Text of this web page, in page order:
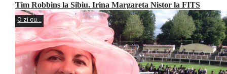
Tim Robbins la Sibiu. Irina Margareta Nistor la FITS
O zi cu...